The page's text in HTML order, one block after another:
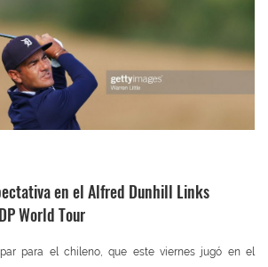
en el Alfred Dunhill Links
World Tour
para el chileno, que este viernes jugó en el